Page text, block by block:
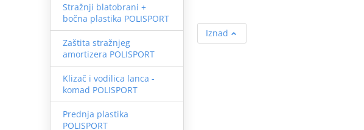
Stražnji blatobrani +
bočna plastika POLISPORT
Zaštita stražnjeg
amortizera POLISPORT
Klizač i vodilica lanca -
komad POLISPORT
Prednja plastika
POLISPORT
Iznad